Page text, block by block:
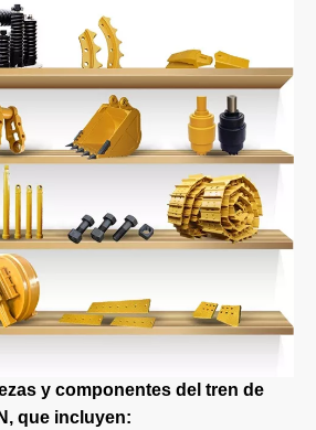
y componentes del tren de
que incluyen: